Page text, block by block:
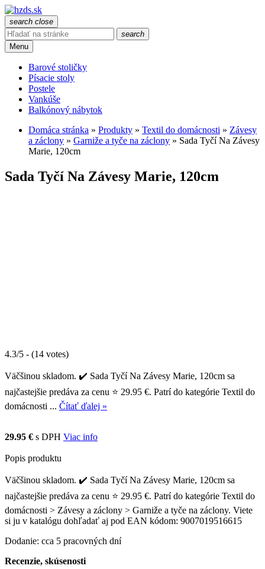
search close
search
Menu
Barové stoličky
Písacie stoly
Postele
Vankúše
Balkónový nábytok
Domáca stránka » Produkty » Textil do domácnosti » Závesy
a záclony » Garniže a tyče na záclony » Sada Tyčí Na Závesy
Marie, 120cm
Sada Tyčí Na Závesy Marie, 120cm
4.3/5 - (14 votes)
Väčšinou skladom. ✔️ Sada Tyčí Na Závesy Marie, 120cm sa
najčastejšie predáva za cenu ⭐ 29.95 €. Patrí do kategórie Textil do
domácnosti ... Čítať ďalej »
29.95 € s DPH Viac info
Popis produktu
Väčšinou skladom. ✔️ Sada Tyčí Na Závesy Marie, 120cm sa
najčastejšie predáva za cenu ⭐ 29.95 €. Patrí do kategórie Textil do
domácnosti > Závesy a záclony > Garniže a tyče na záclony. Viete
si ju v katalógu dohľadať aj pod EAN kódom: 9007019516615
Dodanie: cca 5 pracovných dní
Recenzie, skúsenosti